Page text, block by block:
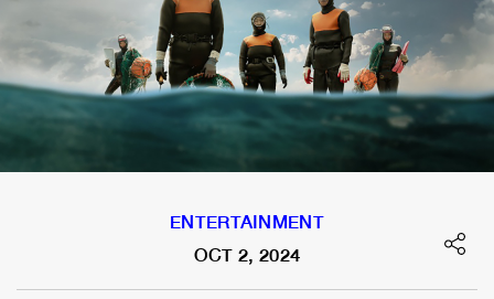
ENTERTAINMENT
OCT 2, 2024